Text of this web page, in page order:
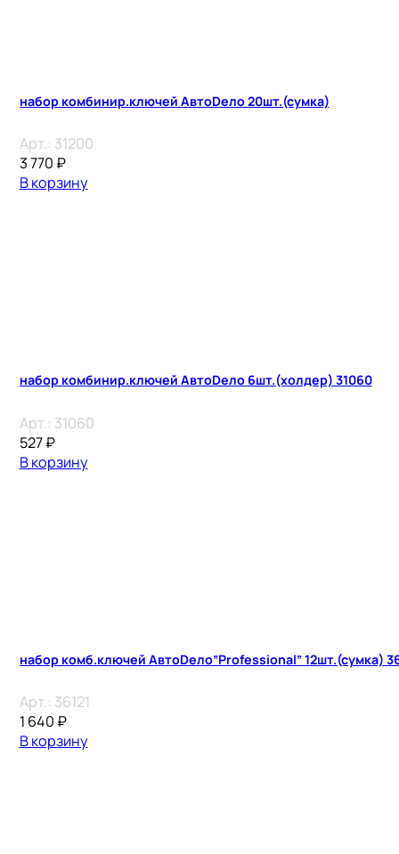
набор комбинир.ключей АвтоDело 20шт.(сумка)
Арт.: 31200
3 770 ₽
В корзину
набор комбинир.ключей АвтоDело 6шт.(холдер) 31060
Арт.: 31060
527₽
В корзину
набор комб.ключей АвтоDело”Professional” 12шт.(сумка)
Арт.: 36121
1 640 ₽
В корзину